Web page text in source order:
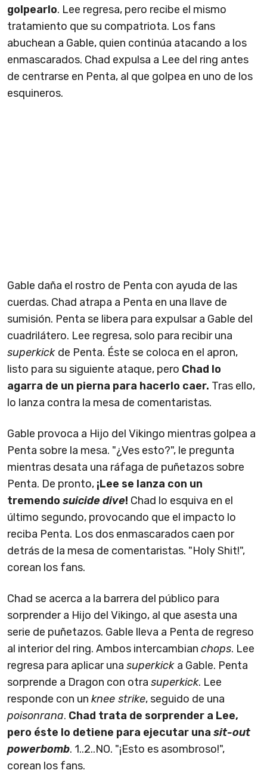
golpearlo. Lee regresa, pero recibe el mismo
tratamiento que su compatriota. Los fans
abuchean a Gable, quien continúa atacando a los
enmascarados. Chad expulsa a Lee del ring antes
de centrarse en Penta, al que golpea en uno de los
esquineros.
Gable daña el rostro de Penta con ayuda de las
cuerdas. Chad atrapa a Penta en una llave de
sumisión. Penta se libera para expulsar a Gable del
cuadrilátero. Lee regresa, solo para recibir una
superkick de Penta. Éste se coloca en el apron,
listo para su siguiente ataque, pero Chad lo
agarra de un pierna para hacerlo caer. Tras ello,
lo lanza contra la mesa de comentaristas.
Gable provoca a Hijo del Vikingo mientras golpea a
Penta sobre la mesa. "¿Ves esto?", le pregunta
mientras desata una ráfaga de puñetazos sobre
Penta. De pronto, ¡Lee se lanza con un
tremendo suicide dive! Chad lo esquiva en el
último segundo, provocando que el impacto lo
reciba Penta. Los dos enmascarados caen por
detrás de la mesa de comentaristas. "Holy Shit!",
corean los fans.
Chad se acerca a la barrera del público para
sorprender a Hijo del Vikingo, al que asesta una
serie de puñetazos. Gable lleva a Penta de regreso
al interior del ring. Ambos intercambian chops. Lee
regresa para aplicar una superkick a Gable. Penta
sorprende a Dragon con otra superkick. Lee
responde con un knee strike, seguido de una
poisonrana. Chad trata de sorprender a Lee,
pero éste lo detiene para ejecutar una sit-out
powerbomb. 1..2..NO. "¡Esto es asombroso!",
corean los fans.